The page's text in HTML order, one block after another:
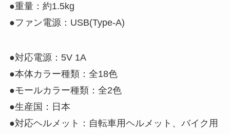
●重量：約1.5kg
●ファン電源：USB(Type-A)
●対応電源：5V 1A
●本体カラー種類：全18色
●モールカラー種類：全2色
●生産国：日本
●対応ヘルメット：自転車用ヘルメット、バイク用